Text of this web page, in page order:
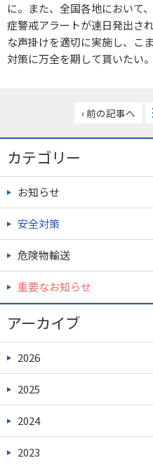
に。また、全国各地において
症警戒アラートが連日発出さ
な声掛けを適切に実施し、こ
対策に万全を期して貰いたい
‹ 前の記事へ
カテゴリー
お知らせ
安全対策
危険物輸送
重要なお知らせ
アーカイブ
2026
2025
2024
2023